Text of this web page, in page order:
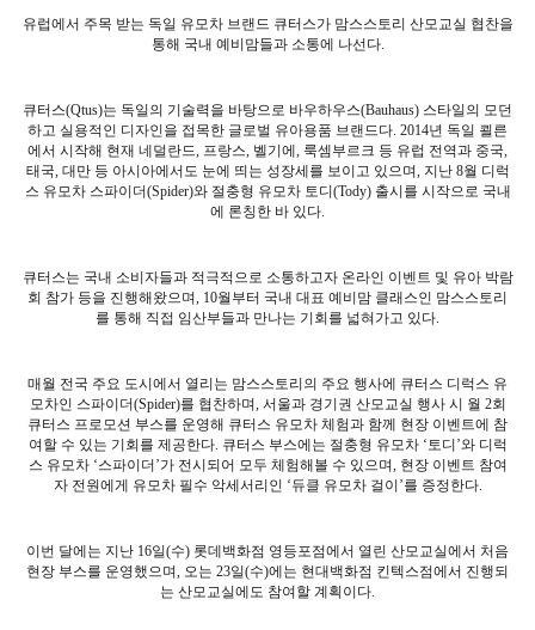
유럽에서 주목 받는 독일 유모차 브랜드 큐터스가 맘스스토리 산모교실 협찬을
통해 국내 예비맘들과 소통에 나선다.
큐터스(Qtus)는 독일의 기술력을 바탕으로 바우하우스(Bauhaus) 스타일의 모던
하고 실용적인 디자인을 접목한 글로벌 유아용품 브랜드다. 2014년 독일 쾰른
에서 시작해 현재 네덜란드, 프랑스, 벨기에 , 룩셈부르크 등 유럽 전역과 중국,
태국, 대만 등 아시아에서도 눈에 띄는 성장세를 보이고 있으며, 지난 8월 디럭
스 유모차 스파이더(Spider)와 절충형 유모차 토디 (Tody) 출시를 시작으로 국내
에 론칭한 바 있다.
큐터스는 국내 소비자들과 적극적으로 소통하고자 온라인 이벤트 및 유아 박람
회 참가 등을 진행해왔으며, 10월부터 국내 대표 예비맘 클래스인 맘스스토리
를 통해 직접 임산부들과 만나는 기회를 넓혀가고 있다.
매월 전국 주요 도시에서 열리는 맘스스토리의 주요 행사에 큐터스 디럭스 유
모차인 스파이더(Spider)를 협찬하며, 서울과 경기권 산모교실 행사 시 월 2회
큐터스 프로모션 부스를 운영해 큐터스 유모차 체험과 함께 현장 이벤트에 참
여할 수 있는 기회를 제공한다. 큐터스 부스에는 절충형 유모차 ‘토디 ’와 디럭
스 유모차 ‘스파이더 ’가 전시되어 모두 체험해볼 수 있으며, 현장 이벤트 참여
자 전원에게 유모차 필수 악세서리인 ‘듀클 유모차 걸이 ’를 증정한다.
이번 달에는 지난 16일(수) 롯데백화점 영등포점에서 열린 산모교실에서 처음
현장 부스를 운영했으며, 오는 23일(수)에는 현대백화점 킨텍스점에서 진행되
는 산모교실에도 참여할 계획이다.